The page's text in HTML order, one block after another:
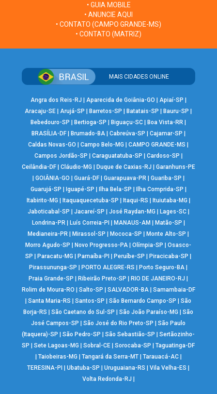
• GUIA MOBILE
• ANUNCIE AQUI
• CONTATO (CAMPO GRANDE-MS)
• CONTATO (MATRIZ)
MAIS CIDADES ONLINE
Angra dos Reis-RJ Aparecida de Goiânia-GO Apiaí-SP
Aracaju-SE |Arujá-SP Barretos-SP Batatais-SP Bauru-SP
Bebedouro-SP
Bertioga-SP Biguaçu-SC Boa Vista-RR
BRASÍLIA-DF| Brumado-BA| Cabreúva-SP Cajamar-SP
Caldas Novas-GO
|Campo Belo-MG |CAMPO GRANDE-MS
Campos Jordão-SP
Caraguatatuba-SP Cardoso-SP
Ceilândia-DF| Cláudio-MG Duque de Caxias-RJ
Garanhuns-PE
GOIÂNIA-GO Guará-DF| Guarapuava-PR| Guariba-SP
Guarujá-SP
Iguapé-SP Ilha Bela-SP Ilha Comprida-SP
Itabirito-MG
Itaquaquecetuba-SP Itaqui-RS Ituiutaba-MG
Jaboticabal-SP
Jacareí-SP José Raydan-MG Lages-SC|
Londrina-PR| Luís Correia-PI MANAUS-AM Matão-SP
Medianeira-PR
Mirassol-SP Mococa-SP Monte Alto-SP
Morro Agudo-SP
Novo Progresso-PA |Olímpia-SP |Osasco-
SP
Paracatu-MG Parnaíba-PI Peruíbe-SP Piracicaba-SP
Pirassununga-SP
PORTO ALEGRE-RS Porto Seguro-BA
Praia Grande-SP
Ribeirão Preto-SP RIO DE JANEIRO-RJ
Rolim de Moura-RO
Salto-SP SALVADOR-BA| Samambaia-DF
|Santa Maria-RS |Santos-SP |São Bernardo Campo-SP |São
Borja-RS
|São Caetano do Sul-SP |São João Paraíso-MG |São
José Campos-SP
|São José do Rio Preto-SP |São Paulo
(Itaquera)-SP
|São Pedro-SP |São Sebastião-SP |Sertãozinho-
SP
|Sete Lagoas-MG |Sobral-CE |Sorocaba-SP |Taguatinga-DF
Taiobeiras-MG Tangará da Serra-MT| Tarauacá-AC|
TERESINA-PI
|Ubatuba-SP |Uruguaiana-RS |Vila Velha-ES
Volta Redonda-RJ